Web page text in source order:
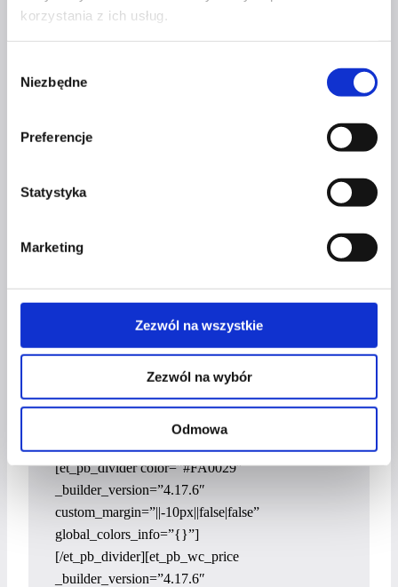
korzystania z ich usług.
zgody
Niezbędne
Preferencje
Statystyka
Marketing
Zezwól na wszystkie
Zezwól na wybór
Odmowa
global_colors_info=”{}”][/et_pb_wc_images]
[et_pb_wc_title _builder_version=”4.20.4″
header_font=”Futura||||||||”
header_line_height=”33px”
show_tags=”off” _builder_version=”4.17.6″
body_font=”Futura|||on|||||”
body_font_size=”16px” global_colors_info=”{}”
body_text_color__hover=”#adadad”]
[/et_pb_wc_meta][et_pb_wc_description
_builder_version=”4.17.6″
_module_preset=”default” body_font_size=”16px”
body_line_height=”21px”
[et_pb_divider color=”#FA0029″
_builder_version=”4.17.6″
custom_margin=”||-10px||false|false”
global_colors_info=”{}”]
[/et_pb_divider][et_pb_wc_price
_builder_version=”4.17.6″